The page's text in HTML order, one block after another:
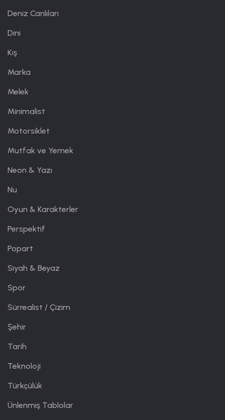
Deniz Canlıları
Dini
Kış
Marka
Melek
Minimalist
Motorsiklet
Mutfak ve Yemek
Neon & Yazı
Nu
Oyun & Karakterler
Perspektif
Popart
Siyah & Beyaz
Spor
Sürrealist / Çizim
Şehir
Tarih
Teknoloji
Türkçülük
Ünlenmiş Tablolar